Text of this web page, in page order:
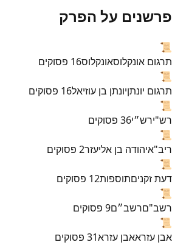
פרשנים על הפרק
📜
תרגום אונקלוסאונקלוס16 פסוקים
📜
תרגום יונתןיונתן בן עוזיאל16 פסוקים
📜
רש"ירש״י36 פסוקים
📜
ריב"איהודה בן אליעזר2 פסוקים
📜
דעת זקניםתוספות12 פסוקים
📜
רשב"םרשב״ם9 פסוקים
📜
אבן עזראאבן עזרא31 פסוקים